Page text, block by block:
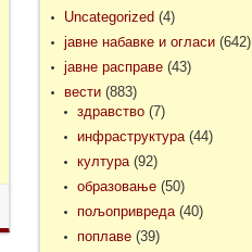
Uncategorized (4)
јавне набавке и огласи(642)
јавне расправе(43)
вести(883)
здравство(7)
инфраструктура(44)
култура(92)
образовање(50)
пољопривреда(40)
поплаве(39)